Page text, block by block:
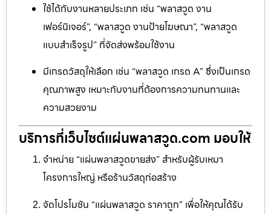
ใช้ได้กับงานหลายประเภท เช่น “พลาสวูด งาน
เฟอร์นิเจอร์”, “พลาสวูด งานป้ายโฆษณา”, “พลาสวูด
แบบสำเร็จรูป” ที่จัดส่งพร้อมใช้งาน
มีเกรดวัสดุให้เลือก เช่น “พลาสวูด เกรด A” ซึ่งเป็นเกรด
คุณภาพสูง เหมาะกับงานที่ต้องการความทนทานและ
ความสวยงาม
บริการที่เว็บไซต์แผ่นพลาสวูด.com มอบให้
จำหน่าย “แผ่นพลาสวูดขายส่ง” สำหรับผู้รับเหมา
โครงการใหญ่ หรือร้านวัสดุก่อสร้าง
จัดโปรโมชัน “แผ่นพลาสวูด ราคาถูก” เพื่อให้คุณได้รับ